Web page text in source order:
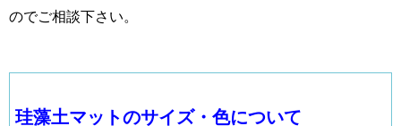
のでご相談下さい。
珪藻土マットのサイズ・色について